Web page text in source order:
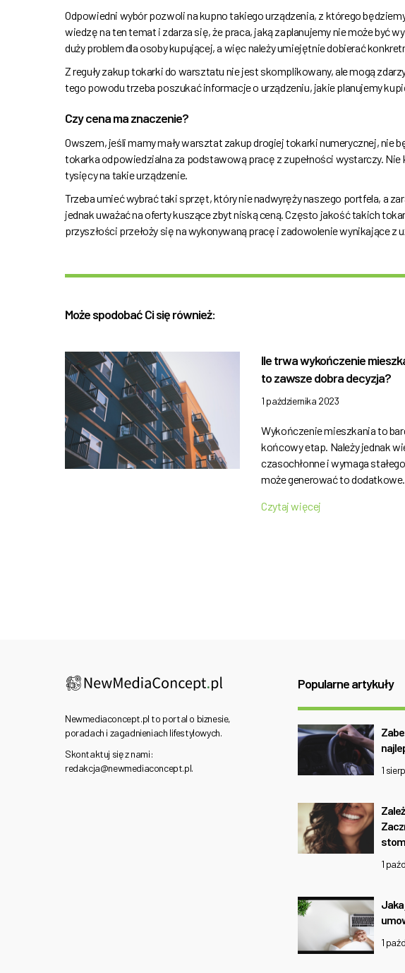
Odpowiedni wybór pozwoli na kupno takiego urządzenia, z którego
wiedzę na ten temat i zdarza się, że praca, jaką zaplanujemy nie może być
duży problem dla osoby kupującej, a więc należy umiejętnie dobierać
Z reguły zakup tokarki do warsztatu nie jest skomplikowany, ale mogą
tego powodu trzeba poszukać informacje o urządzeniu, jakie planujemy
Czy cena ma znaczenie?
Owszem, jeśli mamy mały warsztat zakup drogiej tokarki numerycznej, nie
tokarka odpowiedzialna za podstawową pracę z zupełności wystarczy.
tysięcy na takie urządzenie.
Trzeba umieć wybrać taki sprzęt, który nie nadwyręży naszego portfela, a
jednak uważać na oferty kuszące zbyt niską ceną. Często jakość takich
przyszłości przełoży się na wykonywaną pracę i zadowolenie wynikające z
Może spodobać Ci się również:
Ile trwa wykończenie
to zawsze dobra decyzja?
1 października 2023
Wykończenie mieszkania to
końcowy etap. Należy jednak
czasochłonne i wymaga
może generować to
Czytaj więcej
Newmediaconcept.pl to portal o biznesie,
poradach i zagadnieniach lifestylowych.
Skontaktuj się z nami:
redakcja@newmediaconcept.pl.
Popularne artykuły
1
1
1